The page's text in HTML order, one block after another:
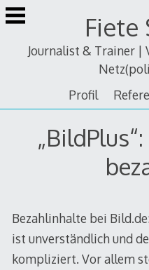
Zum
Inhalt
Fiete
Journalist & Trainer |
Profil
Bezahlinhalte bei
ist unverständlich und
kompliziert. Vor allem